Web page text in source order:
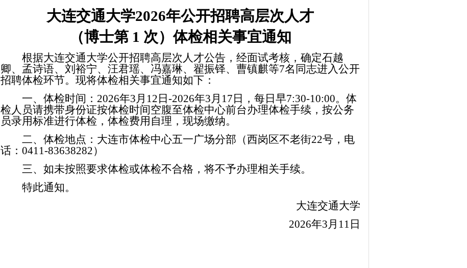
大连交通大学2026年公开招聘高层次人才
（博士第 1 次）体检相关事宜通知
根据大连交通大学公开招聘高层次人才公告，经面试考核，确定石越
卿、孟诗语、刘裕宁、汪君瑶、冯嘉琳、翟振铎、曹镇麒等7名同志进入公开
招聘体检环节。现将体检相关事宜通知如下：
一、体检时间： 2026年3月12日-2026年3月17日，每日早7:30-10:00。体
检人员请携带身份证按体检时间空腹至体检中心前台办理体检手续，按公务
员录用标准进行体检，体检费用自理，现场缴纳。
二、体检地点：大连市体检中心五一广场分部（西岗区不老街22号，电
话：0411-83638282）
三、如未按照要求体检或体检不合格，将不予办理相关手续。
特此通知。
大连交通大学
2026年3月11日